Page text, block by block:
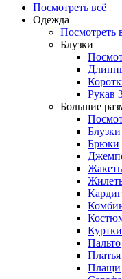
Посмотреть всё
Одежда
Посмотреть
Блузки
Рукав
Большие
Блузки
Брюки
Куртки
Пальто
Платья
Плащи